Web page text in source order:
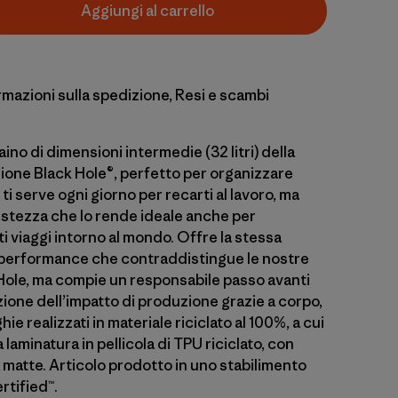
Aggiungi al carrello
sulla spedizione, Resi e scambi
di dimensioni intermedie (32 litri) della
Black Hole®, perfetto per organizzare
serve ogni giorno per recarti al lavoro, ma
che lo rende ideale anche per
viaggi intorno al mondo. Offre la stessa
che contraddistingue le nostre
ma compie un responsabile passo avanti
dell’impatto di produzione grazie a corpo,
realizzati in materiale riciclato al 100%, a cui
laminatura in pellicola di TPU riciclato, con
Articolo prodotto in uno stabilimento